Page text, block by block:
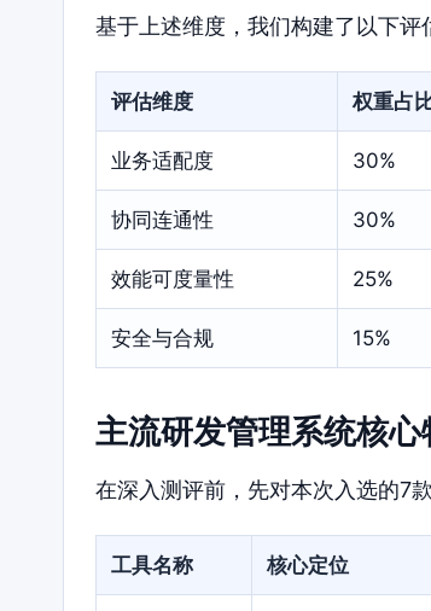
基于上述维度，我们构建了以下评
评估维度 权重占
业务适配度 30%
协同连通性 30%
效能可度量性 25%
安全与合规 15%
主流研发管理系统核
在深入测评前，先对本次入选的7
工具名称 核心定位